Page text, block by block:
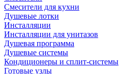
Смесители для кухни
Душевые лотки
Инсталляции
Инсталляции для унитазов
Душевая программа
Душевые системы
Кондиционеры и сплит-системы
Готовые узлы